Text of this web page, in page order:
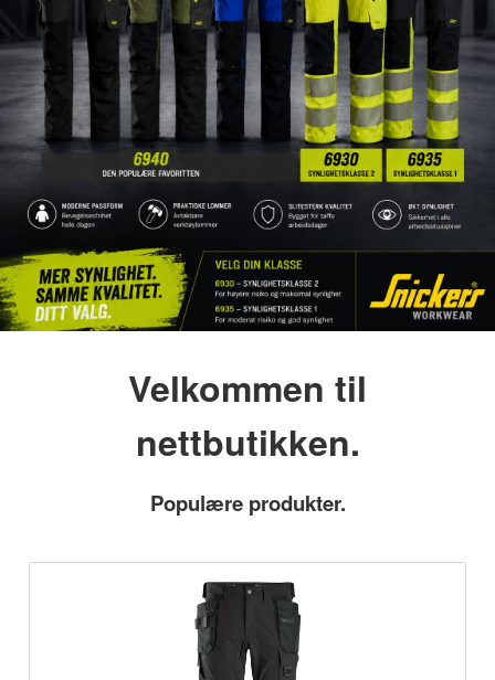
Velkommen til
nettbutikken.
Populære produkter.